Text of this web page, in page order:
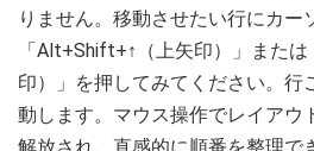
りません。移動させたい行にカー
「Alt+Shift+↑（上矢印）」また
印）」を押してみてください。行
動します。マウス操作でレイアウ